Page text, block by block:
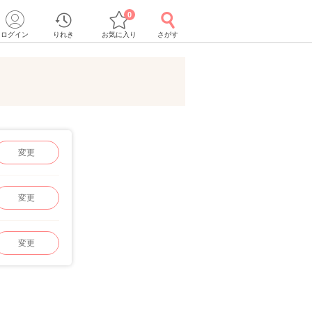
ログイン りれき お気に入り
0
さがす
変更
変更
変更